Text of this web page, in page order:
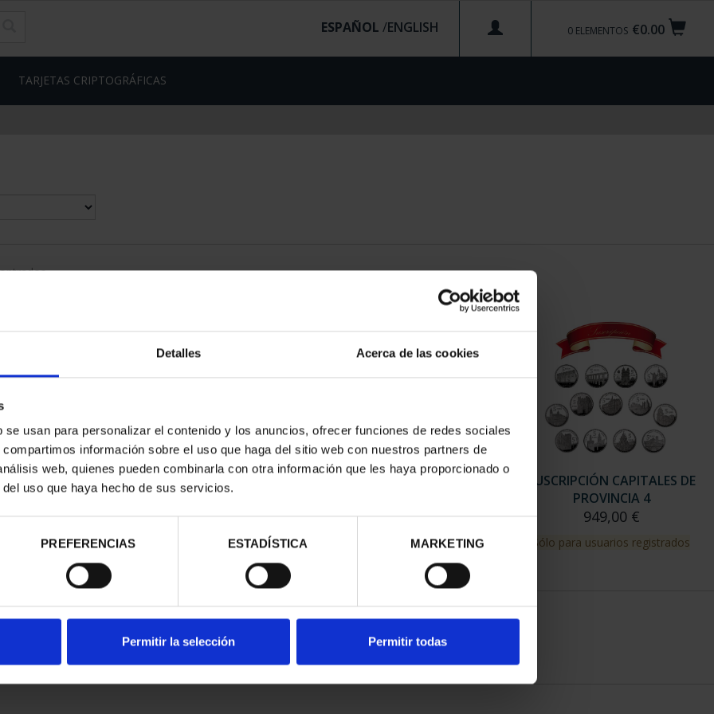
Detalles Acerca de las cookies
usan para personalizar el contenido y los anuncios, ofrecer funciones de redes sociales
información sobre el uso que haga del sitio web con nuestros partners de
web, quienes pueden combinarla con otra información que les haya proporcionado o
uso que haya hecho de sus servicios.
PREFERENCIAS ESTADÍSTICA MARKETING
Permitir la selección Permitir todas
€0.00
0 ELEMENTOS
ESPAÑOL /
TARJETAS CRIPTOGRÁFICAS
DE
1
€
registrados
SUSCRIPCIÓN CAPITALES DE
PROVINCIA 2
949,00 €
Sólo para usuarios registrados
SUSCRIPCIÓN CAPITALES DE
949,00 €
Sólo para usuarios registrados
SUSCRIPCIÓN CAPITALES DE
PROVINCIA 4
949,00 €
Sólo para usuarios registrados